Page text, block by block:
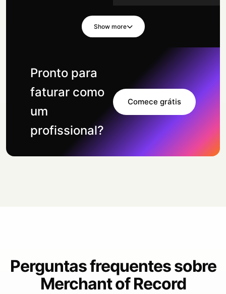
Show more
Pronto para
faturar como
um
profissional?
Comece grátis
Perguntas frequentes sobre
Merchant of Record